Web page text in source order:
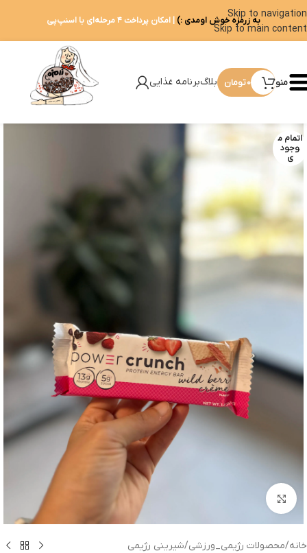
Skip to navigation
Skip to main content
به زرمزه خوش اومدی :) | امکان پرداخت ۴ مرحله‌ای با اسنپ‌پی
منو 0تومان بلاگبرنامه غذایی
اتمام م
وجود
ی
بزرگنمایی تصویر
خانه/محصولات رژیمی_ورزشی/شیرینی رژیمی